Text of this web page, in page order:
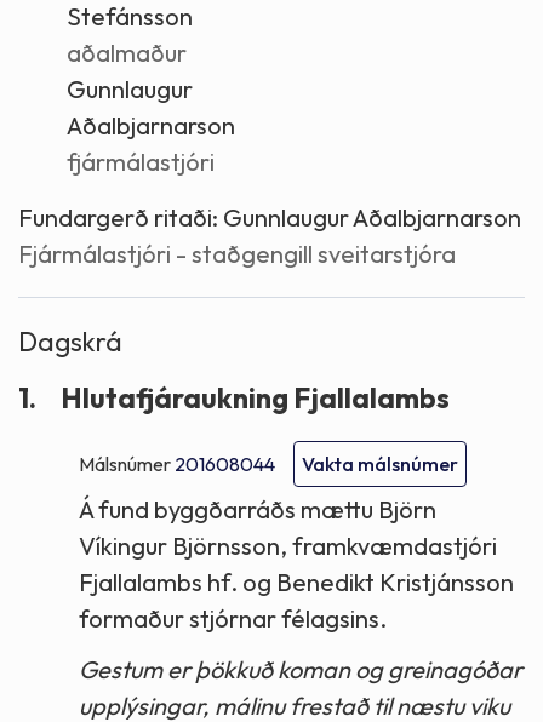
Stefánsson
aðalmaður
Gunnlaugur
Aðalbjarnarson
fjármálastjóri
Fundargerð ritaði: Gunnlaugur Aðalbjarnarson
Fjármálastjóri - staðgengill sveitarstjóra
Dagskrá
1. Hlutafjáraukning Fjallalambs
Málsnúmer 201608044 Vakta málsnúmer
Á fund byggðarráðs mættu Björn
Víkingur Björnsson, framkvæmdastjóri
Fjallalambs hf. og Benedikt Kristjánsson
formaður stjórnar félagsins.
Gestum er þökkuð koman og greinagóðar
upplýsingar, málinu frestað til næstu viku